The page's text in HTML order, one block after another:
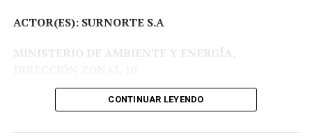
ACTOR(ES): SURNORTE S.A
MINISTERIO DE AMBIENTE Y ENERGÍA,
Proceso Administrativo Nro DZ10-DZ10-2026-
00003-AA.
Fecha:09-03-2026 a las 17:33.
CONTINUAR LEYENDO